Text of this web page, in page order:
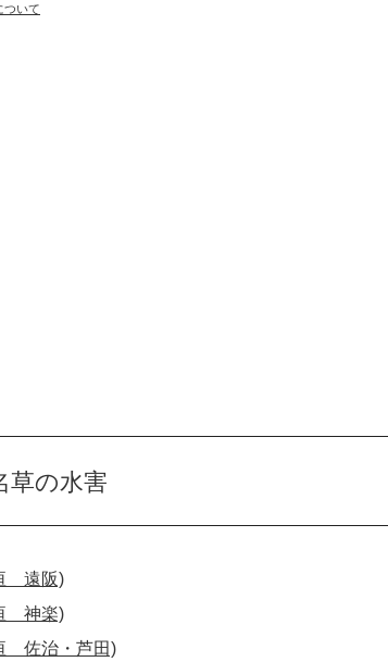
ついて
草の水害
遠阪)
神楽)
佐治・芦田)